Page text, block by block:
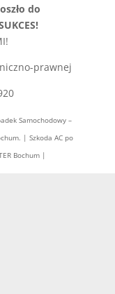
do
prawnej
Samochodowy –
| Szkoda AC po
Bochum |